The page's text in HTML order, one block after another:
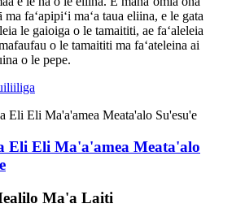
ma faʻapipiʻi maʻa taua eliina, e le gata
le gaioiga o le tamaititi, ae faʻaleleia
o le tamaititi ma faʻateleina ai
o le pepe.
Eli Eli Ma'a'amea Meata'alo
Ma'a Laiti